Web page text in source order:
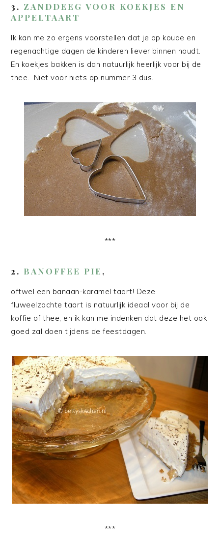
3 . ZANDDEEG VOOR KOEKJES EN
APPELTAART
Ik kan me zo ergens voorstellen dat je op koude en
regenachtige dagen de kinderen liever binnen houdt.
En koekjes bakken is dan natuurlijk heerlijk voor bij de
thee. Niet voor niets op nummer 3 dus.
***
2. BANOFFEE PIE ,
oftwel een banaan-karamel taart! Deze
fluweelzachte taart is natuurlijk ideaal voor bij de
koffie of thee, en ik kan me indenken dat deze het ook
goed zal doen tijdens de feestdagen.
***